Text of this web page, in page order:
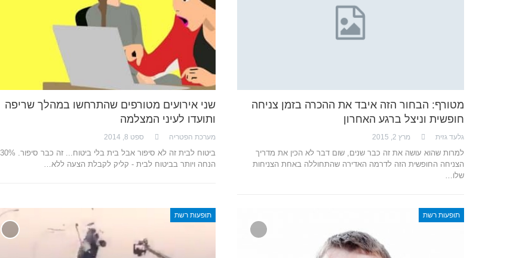
מטורף: הבחור הזה איבד את ההכרה בזמן צניחה
חופשית וניצל ברגע האחרון
גלעד גזית מרץ 2, 2015
למרות שהוא עושה את זה כבר שנים, שום דבר לא הכין את מדריך
הצניחה החופשית הזה לדרמה האדירה שהתחוללה באחת הצניחות
שלו…
שני אירועים מטורפים שהתרחשו במהלך שריפה
ותועדו לעיני המצלמה
מערכת הפטריה ספט 8, 2014
ביטוח לבית זה לא סיפור אבל בית בלי ביטוח... זה כבר סיפור. 30%
הנחה ויותר בביטוח לבית - קליק לקבלת הצעה ללא…
תופעות רשת תופעות רשת